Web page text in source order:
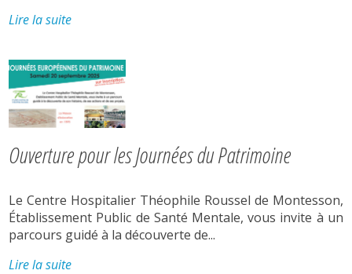
Lire la suite
Ouverture pour les Journées du Patrimoine
Le Centre Hospitalier Théophile Roussel de Montesson,
Établissement Public de Santé Mentale, vous invite à un
parcours guidé à la découverte de...
Lire la suite